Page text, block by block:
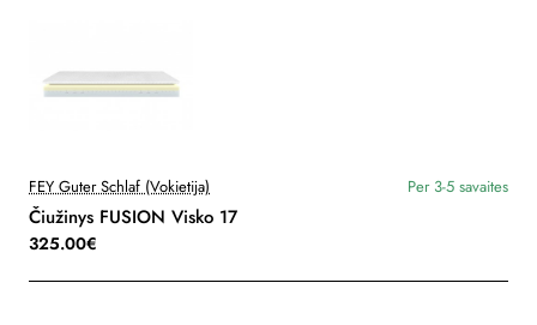
FEY Guter Schlaf (Vokietija) Per 3-5 savaites
Čiužinys FUSION Visko 17
325.00€